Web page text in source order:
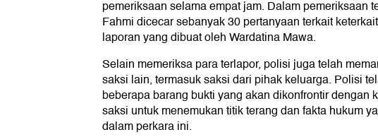
pemeriksaan selama empat jam. Dalam pemeriksaan
Fahmi dicecar sebanyak 30 pertanyaan terkait
laporan yang dibuat oleh Wardatina Mawa.
Selain memeriksa para terlapor, polisi juga telah
saksi lain, termasuk saksi dari pihak keluarga. Polisi
beberapa barang bukti yang akan dikonfrontir dengan
saksi untuk menemukan titik terang dan fakta hukum
dalam perkara ini.